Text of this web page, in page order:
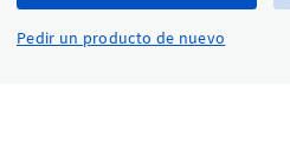
Pedir un producto de nuevo